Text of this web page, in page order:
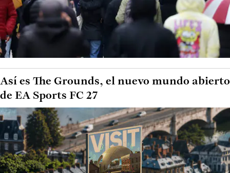
Así es The Grounds, el nuevo mundo abierto
de EA Sports FC 27